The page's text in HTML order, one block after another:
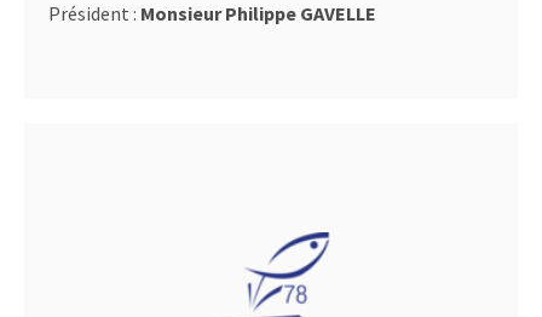
Président : Monsieur Philippe GAVELLE